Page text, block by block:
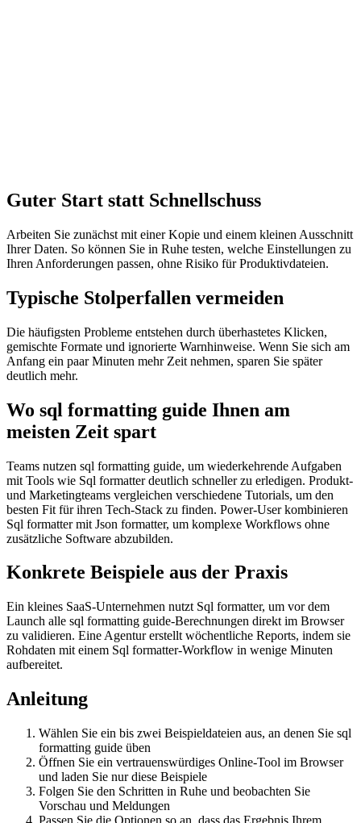
Guter Start statt Schnellschuss
Arbeiten Sie zunächst mit einer Kopie und einem kleinen Ausschnitt
Ihrer Daten. So können Sie in Ruhe testen, welche Einstellungen zu
Ihren Anforderungen passen, ohne Risiko für Produktivdateien.
Typische Stolperfallen vermeiden
Die häufigsten Probleme entstehen durch überhastetes Klicken,
gemischte Formate und ignorierte Warnhinweise. Wenn Sie sich am
Anfang ein paar Minuten mehr Zeit nehmen, sparen Sie später
deutlich mehr.
Wo sql formatting guide Ihnen am
meisten Zeit spart
Teams nutzen sql formatting guide, um wiederkehrende Aufgaben
mit Tools wie Sql formatter deutlich schneller zu erledigen. Produkt-
und Marketingteams vergleichen verschiedene Tutorials, um den
besten Fit für ihren Tech-Stack zu finden. Power-User kombinieren
Sql formatter mit Json formatter, um komplexe Workflows ohne
zusätzliche Software abzubilden.
Konkrete Beispiele aus der Praxis
Ein kleines SaaS-Unternehmen nutzt Sql formatter, um vor dem
Launch alle sql formatting guide-Berechnungen direkt im Browser
zu validieren. Eine Agentur erstellt wöchentliche Reports, indem sie
Rohdaten mit einem Sql formatter-Workflow in wenige Minuten
aufbereitet.
Anleitung
Wählen Sie ein bis zwei Beispieldateien aus, an denen Sie sql
formatting guide üben
Öffnen Sie ein vertrauenswürdiges Online‑Tool im Browser
und laden Sie nur diese Beispiele
Folgen Sie den Schritten in Ruhe und beobachten Sie
Vorschau und Meldungen